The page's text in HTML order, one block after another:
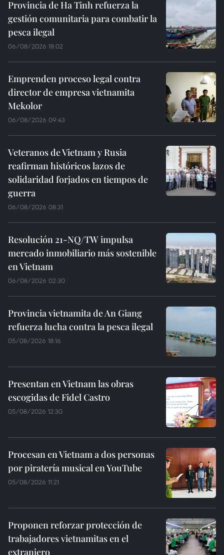
Provincia de Ha Tinh refuerza la
gestión comunitaria para combatir la
pesca ilegal
06/08/2026 18:02
Emprenden proceso legal contra
director de empresa vietnamita
Mekolor
06/08/2026 09:43
Veteranos de Vietnam y Rusia
reafirman históricos lazos de
solidaridad forjados en tiempos de
guerra
06/08/2026 08:31
Resolución 21-NQ/TW impulsa
mercado inmobiliario más sostenible
en Vietnam
06/08/2026 02:30
Provincia vietnamita de An Giang
refuerza lucha contra la pesca ilegal
05/08/2026 18:16
Presentan en Vietnam las obras
escogidas de Fidel Castro
05/08/2026 12:30
Procesan en Vietnam a dos personas
por piratería musical en YouTube
05/08/2026 11:21
Proponen reforzar protección de
trabajadores vietnamitas en el
extranjero